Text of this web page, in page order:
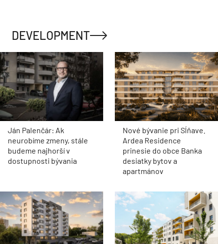
DEVELOPMENT
Ján Palenčár: Ak
neurobíme zmeny, stále
budeme najhorší v
dostupnosti bývania
Nové bývanie pri Sĺňave.
Ardea Residence
prinesie do obce Banka
desiatky bytov a
apartmánov